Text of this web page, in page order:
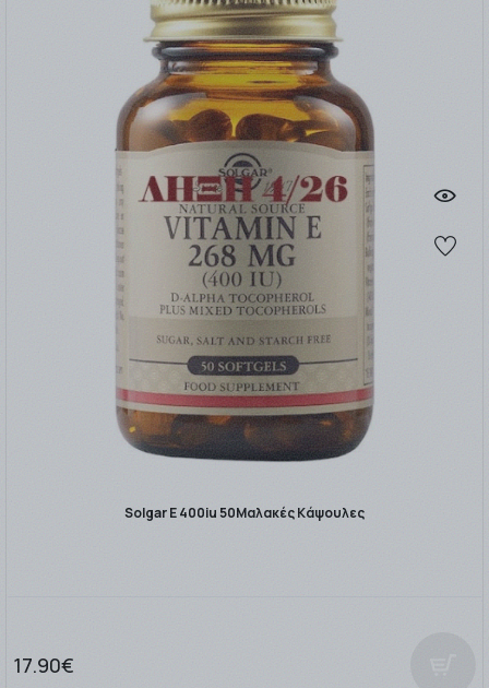
Solgar E 400iu 50Μαλακές Κάψουλες
17.90€